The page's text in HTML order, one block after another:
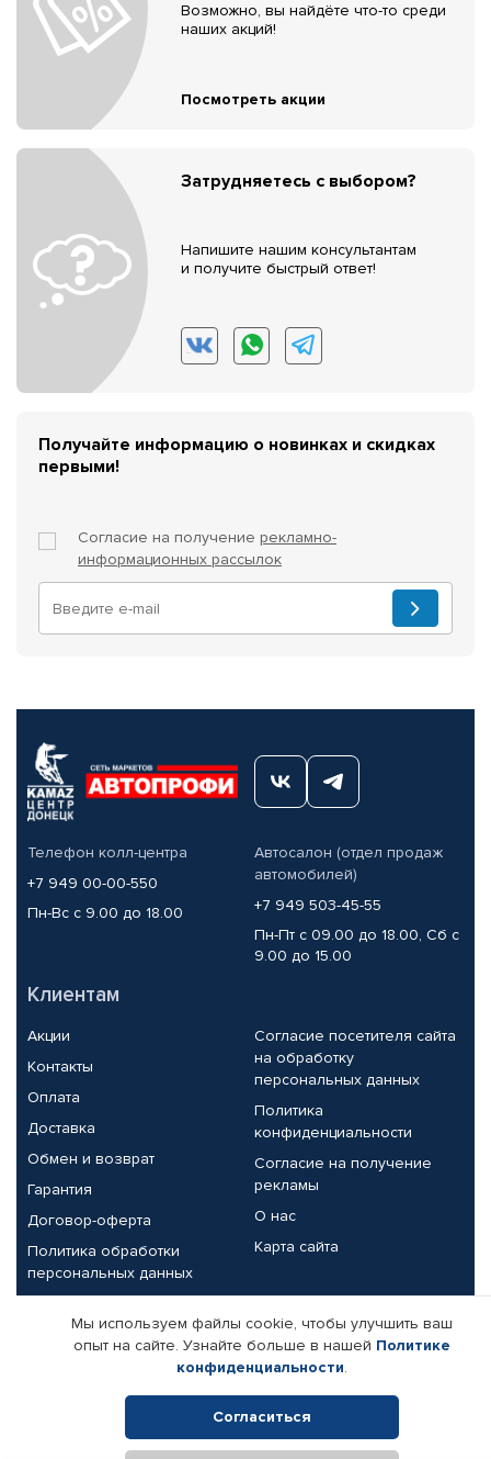
Возможно, вы найдёте что-то среди
наших акций!
Посмотреть акции
Затрудняетесь с выбором?
Напишите нашим консультантам
и получите быстрый ответ!
Получайте информацию о новинках и скидках
первыми!
Согласие на получение рекламно-
информационных рассылок
Телефон колл-центра
+7 949 00-00-550
Пн-Вс с 9.00 до 18.00
Автосалон (отдел продаж
автомобилей)
+7 949 503-45-55
Пн-Пт с 09.00 до 18.00, Сб с
9.00 до 15.00
Клиентам
Акции
Контакты
Оплата
Доставка
Обмен и возврат
Гарантия
Договор-оферта
Политика обработки
персональных данных
Согласие посетителя сайта
на обработку
персональных данных
Политика
конфиденциальности
Согласие на получение
рекламы
О нас
Карта сайта
Партнерам
Корпоративным клиентам
Поставщикам
Реквизиты компании
Мы используем файлы cookie, чтобы улучшить ваш
опыт на сайте. Узнайте больше в нашей Политике
конфиденциальности.
Согласиться